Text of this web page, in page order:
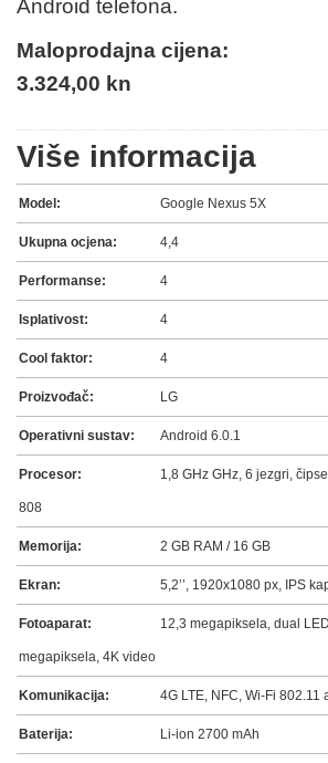
Android telefona.
Maloprodajna cijena:
3.324,00 kn
Više informacija
Model: Google Nexus 5X
Ukupna ocjena: 4,4
Performanse: 4
Isplativost: 4
Cool faktor: 4
Proizvođač: LG
Operativni sustav: Android 6.0.1
Procesor: 1,8 GHz GHz, 6 jezgri,
808
Memorija: 2 GB RAM / 16 GB
Ekran: 5,2’’, 1920x1080 px, IPS
Fotoaparat: 12,3 megapiksela, dual
megapiksela, 4K video
Komunikacija: 4G LTE, NFC, Wi-Fi 802.11
Baterija: Li-ion 2700 mAh